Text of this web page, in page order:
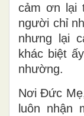
cảm ơn lại
người chỉ
nhưng lại
khác biệt
nhường.
Nơi Đức
luôn nhận